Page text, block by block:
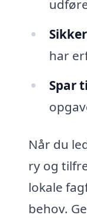
har
Spar
Når du
ry og
lokale
behov.